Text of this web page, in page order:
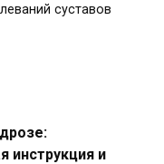
суставов
инструкция и